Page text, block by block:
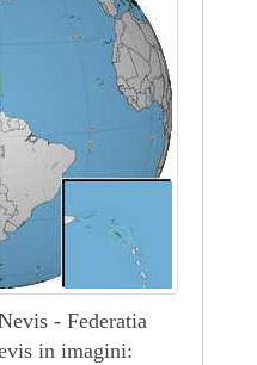
- Federatia
in imagini: